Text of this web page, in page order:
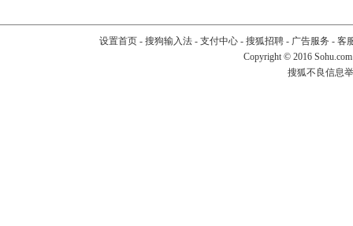
设置首页- 搜狗输入法- 支付中心- 搜狐招聘- 广告服务 - 客
Copyright © 2016
搜狐不良信息